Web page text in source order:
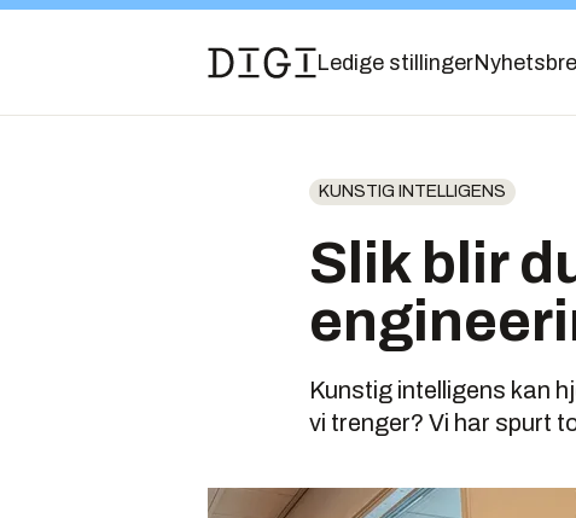
Ledige stillinger
KUNSTIG INTELLIGENS
Slik blir
Kunstig intelligens kan
vi trenger? Vi har spurt